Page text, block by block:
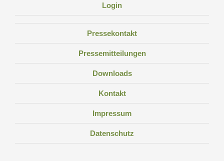
Login
Pressekontakt
Pressemitteilungen
Downloads
Kontakt
Impressum
Datenschutz